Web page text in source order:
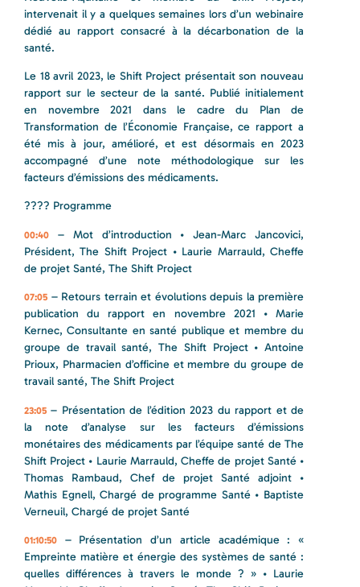
intervenait il y a quelques semaines lors d’un webinaire
dédié au rapport consacré à la décarbonation de la
santé.
Le 18 avril 2023, le Shift Project présentait son nouveau
rapport sur le secteur de la santé. Publié initialement
en novembre 2021 dans le cadre du Plan de
Transformation de l’Économie Française, ce rapport a
été mis à jour, amélioré, et est désormais en 2023
accompagné d’une note méthodologique sur les
facteurs d’émissions des médicaments.
???? Programme
00:40
– Mot d’introduction • Jean-Marc Jancovici,
Président, The Shift Project • Laurie Marrauld, Cheffe
de projet Santé, The Shift Project
07:05 – Retours terrain et évolutions depuis la première
publication du rapport en novembre 2021 • Marie
Kernec, Consultante en santé publique et membre du
groupe de travail santé, The Shift Project • Antoine
Prioux, Pharmacien d’officine et membre du groupe de
travail santé, The Shift Project
23:05 – Présentation de l’édition 2023 du rapport et de
la note d’analyse sur les facteurs d’émissions
monétaires des médicaments par l’équipe santé de The
Shift Project • Laurie Marrauld, Cheffe de projet Santé •
Thomas Rambaud, Chef de projet Santé adjoint •
Mathis Egnell, Chargé de programme Santé • Baptiste
Verneuil, Chargé de projet Santé
01:10:50
– Présentation d’un article académique : «
Empreinte matière et énergie des systèmes de santé :
quelles différences à travers le monde ? » • Laurie